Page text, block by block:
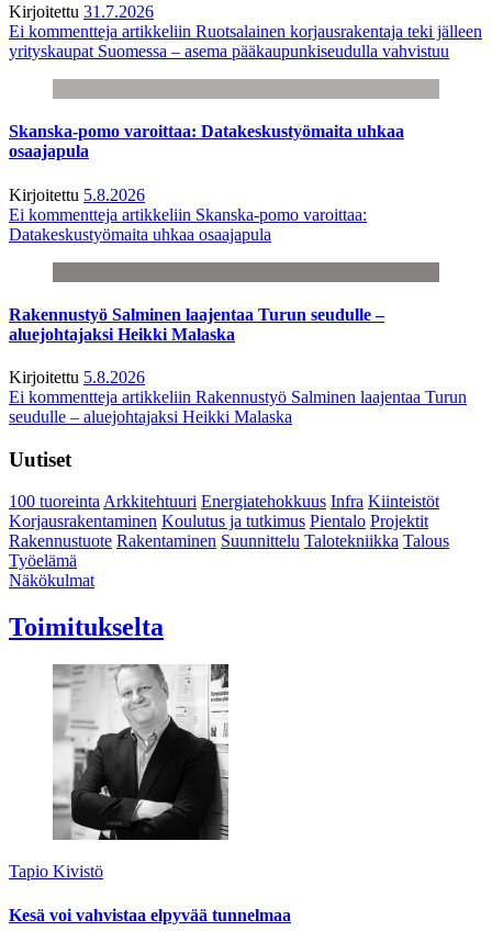
Kirjoitettu 31.7.2026
Ei kommentteja artikkeliin Ruotsalainen korjausrakentaja teki jälleen
yrityskaupat Suomessa – asema pääkaupunkiseudulla vahvistuu
Skanska-pomo varoittaa: Datakeskustyömaita uhkaa
osaajapula
Kirjoitettu 5.8.2026
Ei kommentteja artikkeliin Skanska-pomo varoittaa:
Datakeskustyömaita uhkaa osaajapula
Rakennustyö Salminen laajentaa Turun seudulle –
aluejohtajaksi Heikki Malaska
Kirjoitettu 5.8.2026
Ei kommentteja artikkeliin Rakennustyö Salminen laajentaa Turun
seudulle – aluejohtajaksi Heikki Malaska
Uutiset
100 tuoreintaArkkitehtuuri Energiatehokkuus Infra Kiinteistöt
Korjausrakentaminen Koulutus ja tutkimus Pientalo Projektit
Rakennustuote Rakentaminen Suunnittelu Talotekniikka Talous
Työelämä
Näkökulmat
Toimitukselta
Tapio Kivistö
Kesä voi vahvistaa elpyvää tunnelmaa